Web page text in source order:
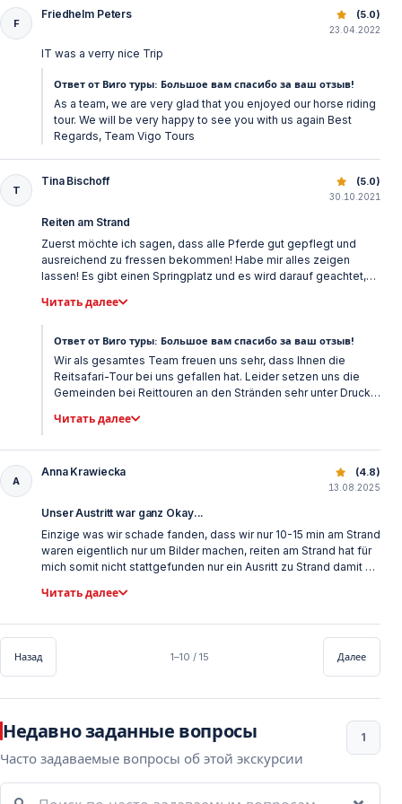
Pferd wäre mir aber etwas lieber gewesen. Denn die zierliche
Stute, musste wirklich ackern und ich brach lieber einmal mehr
den Galopp ab. Doch als es wieder zurück ging, konnte sie
ordentlich marschieren, wie alle Pferde, lol. Ich würde jederzeit
wieder bei VIGOtours buchen und kann diesen Ausflug nur
empfehlen. Ich bedanke mich nochmal herzlich, für die tolle Zeit
und den wunderbaren Abschluss meines Urlaubes in Belek.
Верховая езда в Белеке — пляж и природные
F
Friedhelm Peters (5.0)
23.04.2022
IT was a verry nice Trip
Ответ от Виго туры: Большое вам спасибо за ваш отзыв!
As a team, we are very glad that you enjoyed our horse riding
tour. We will be very happy to see you with us again Best
Regards, Team Vigo Tours
Верховая езда в Белеке — пляж и природные
T
Tina Bischoff (5.0)
30.10.2021
Reiten am Strand
Zuerst möchte ich sagen, dass alle Pferde gut gepflegt und
ausreichend zu fressen bekommen! Habe mir alles zeigen
lassen! Es gibt einen Springplatz und es wird darauf geachtet,
alleine, jedoch konnten wir nicht wirklich am Strand reiten da
Zuviel Badegäste oder Angler da waren! Also wenn dann früh
oder spät! Ansonsten wurde ich vom Hotel abgeholt und
gebracht. Alles waren sehr bemüht und freundlich.
Читать далее
Ответ от Виго туры: Большое вам спасибо за ваш отзыв!
Wir als gesamtes Team freuen uns sehr, dass Ihnen die
Reitsafari-Tour bei uns gefallen hat. Leider setzen uns die
Gemeinden bei Reittouren an den Stränden sehr unter Druck.
aber den Stress der Kommunen nicht überwinden. Unser
Читать далее
Верховая езда в Белеке — пляж и природные
A
Anna Krawiecka (4.8)
13.08.2025
Unser Austritt war ganz Okay...
Einzige was wir schade fanden, dass wir nur 10-15 min am Strand
waren eigentlich nur um Bilder machen, reiten am Strand hat für
mich somit nicht stattgefunden nur ein Ausritt zu Strand damit es
den anderen Abteil wie kleiner Wald war superschön, nun leider
ich es gebucht habe mit der Gedanke und Hoffnung, dass wir
den Strand entlang reiten zum Sonnen Aufgang leicht in Wasser
Читать далее
Назад 1–10 / 15 Далее
Недавно заданные вопросы
Часто задаваемые вопросы об этой экскурсии
1